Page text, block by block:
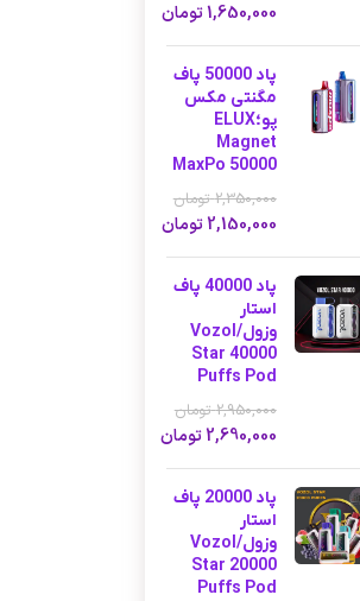
1,650,000تومان
پاد 50000 پاف
مگنتی مکس
پو؛ELUX
Magnet
MaxPo 50000
2,350,000 تومان
2,150,000 تومان
پاد 40000 پاف
استار
وزول/Vozol
Star 40000
Puffs Pod
2,950,000 تومان
2,690,000 تومان
پاد 20000 پاف
استار
وزول/Vozol
Star 20000
Puffs Pod